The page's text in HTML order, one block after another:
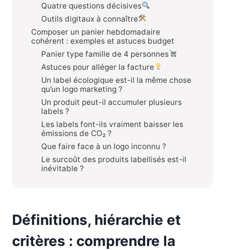
Quatre questions décisives
Outils digitaux à connaître
Composer un panier hebdomadaire
cohérent : exemples et astuces budget
Panier type famille de 4 personnes
Astuces pour alléger la facture
Un label écologique est-il la même chose
qu’un logo marketing ?
Un produit peut-il accumuler plusieurs
labels ?
Les labels font-ils vraiment baisser les
émissions de CO₂ ?
Que faire face à un logo inconnu ?
Le surcoût des produits labellisés est-il
inévitable ?
Définitions, hiérarchie et
critères : comprendre la